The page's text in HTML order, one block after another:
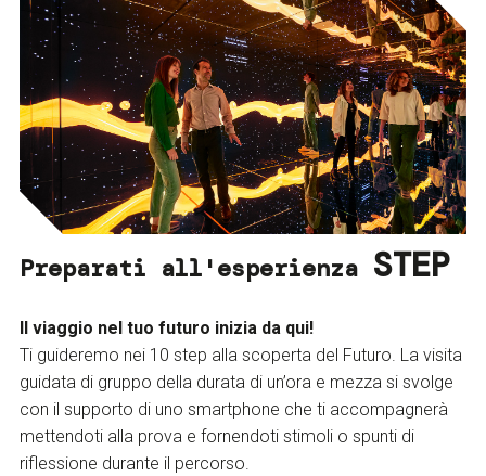
Preparati all'esperienza STEP
Il viaggio nel tuo futuro inizia da qui!
Ti guideremo nei 10 step alla scoperta del Futuro. La visita
guidata di gruppo della durata di un’ora e mezza si svolge
con il supporto di uno smartphone che ti accompagnerà
mettendoti alla prova e fornendoti stimoli o spunti di
riflessione durante il percorso.